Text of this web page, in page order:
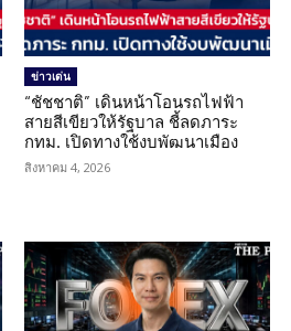
ข่าวเด่น
“ชัชชาติ” เดินหน้าโอนรถไฟฟ้า
สายสีเขียวให้รัฐบาล ชี้ลดภาระ
กทม. เปิดทางใช้งบพัฒนาเมือง
สิงหาคม 4, 2026